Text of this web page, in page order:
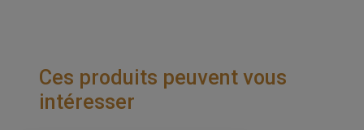
Ces produits peuvent vous
intéresser